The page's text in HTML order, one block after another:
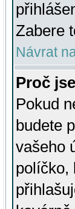
Zabere
Návrat
Proč
Pokud
budete
vašeho
políčko,